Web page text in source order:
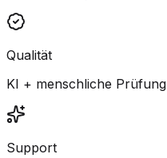
Qualität
KI + menschliche Prüfung
Support